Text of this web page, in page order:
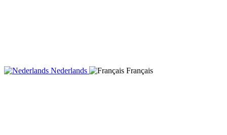
Nederlands Français